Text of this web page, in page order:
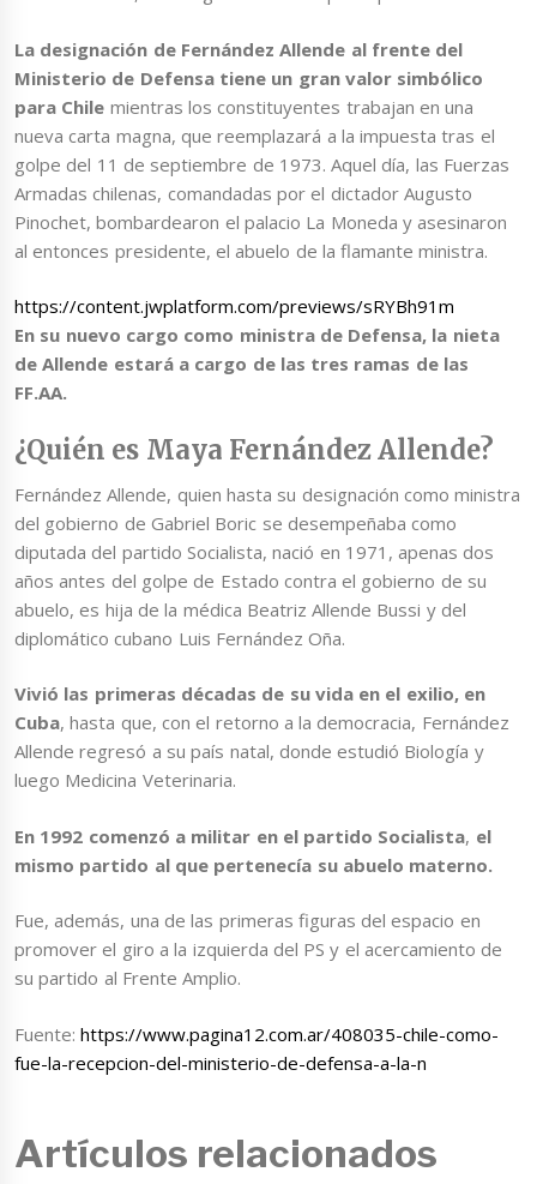
La designación de Fernández Allende al frente del
Ministerio de Defensa tiene un gran valor simbólico
para Chile mientras los constituyentes trabajan en una
nueva carta magna, que reemplazará a la impuesta tras el
golpe del 11 de septiembre de 1973. Aquel día, las Fuerzas
Armadas chilenas, comandadas por el dictador Augusto
Pinochet, bombardearon el palacio La Moneda y asesinaron
al entonces presidente, el abuelo de la flamante ministra.
https://content.jwplatform.com/previews/sRYBh91m
En su nuevo cargo como ministra de Defensa, la nieta
de Allende estará a cargo de las tres ramas de las
FF.AA.
¿Quién es Maya Fernández Allende?
Fernández Allende, quien hasta su designación como ministra
del gobierno de Gabriel Boric se desempeñaba como
diputada del partido Socialista, nació en 1971, apenas dos
años antes del golpe de Estado contra el gobierno de su
abuelo, es hija de la médica Beatriz Allende Bussi y del
diplomático cubano Luis Fernández Oña.
Vivió las primeras décadas de su vida en el exilio, en
Cuba, hasta que, con el retorno a la democracia, Fernández
Allende regresó a su país natal, donde estudió Biología y
luego Medicina Veterinaria.
En 1992 comenzó a militar en el partido Socialista, el
mismo partido al que pertenecía su abuelo materno.
Fue, además, una de las primeras figuras del espacio en
promover el giro a la izquierda del PS y el acercamiento de
su partido al Frente Amplio.
Fuente:https://www.pagina12.com.ar/408035-chile-como-
fue-la-recepcion-del-ministerio-de-defensa-a-la-n
Artículos relacionados